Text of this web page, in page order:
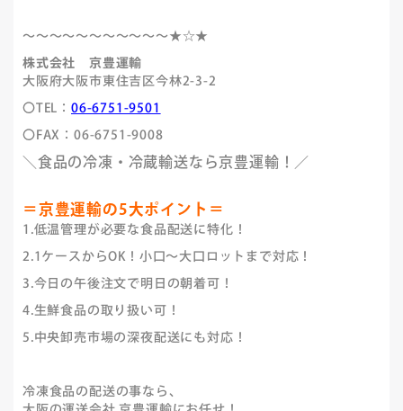
～～～～～～～～～～～★☆★
株式会社 京豊運輸
大阪府大阪市東住吉区今林2-3-2
〇TEL：06-6751-9501
〇FAX：06-6751-9008
＼食品の冷凍・冷蔵輸送なら京豊運輸！／
＝京豊運輸の5大ポイント＝
1.低温管理が必要な食品配送に特化！
2.1ケースからOK！小口～大口ロットまで対応！
3.今日の午後注文で明日の朝着可！
4.生鮮食品の取り扱い可！
5.中央卸売市場の深夜配送にも対応！
冷凍食品の配送の事なら、